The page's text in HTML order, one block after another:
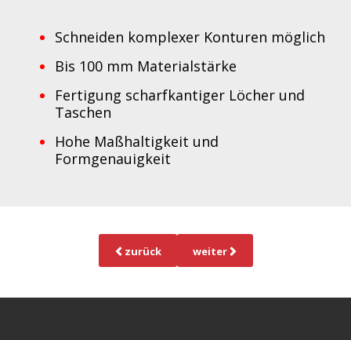
Schneiden komplexer Konturen möglich
Bis 100 mm Materialstärke
Fertigung scharfkantiger Löcher und
Taschen
Hohe Maßhaltigkeit und
Formgenauigkeit
zurück weiter